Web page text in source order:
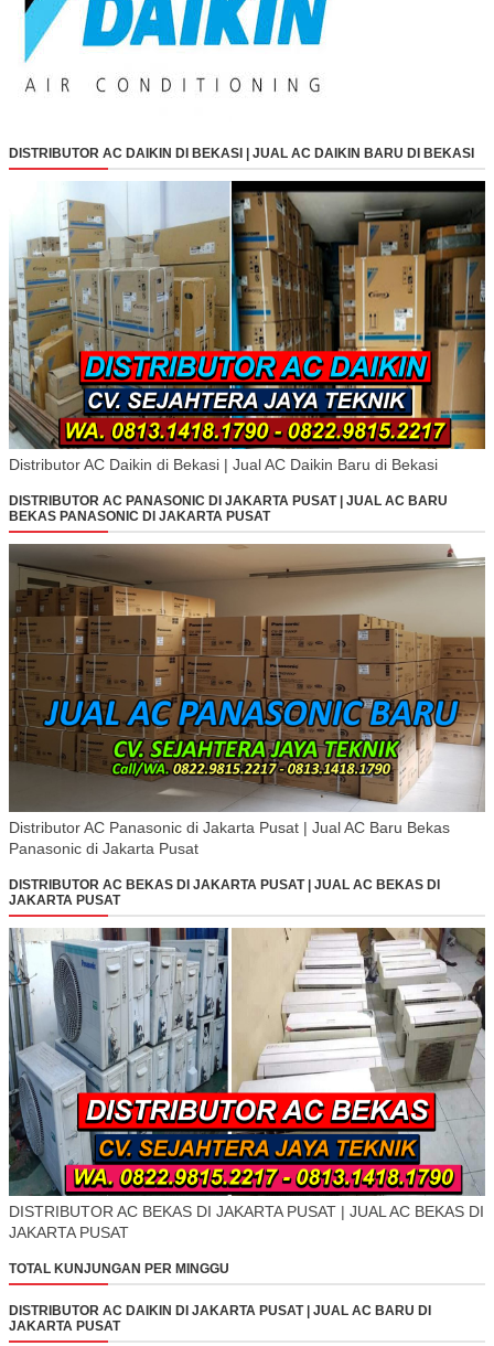
DISTRIBUTOR AC DAIKIN DI BEKASI | JUAL AC DAIKIN BARU DI BEKASI
Distributor AC Daikin di Bekasi | Jual AC Daikin Baru di Bekasi
DISTRIBUTOR AC PANASONIC DI JAKARTA PUSAT | JUAL AC BARU
BEKAS PANASONIC DI JAKARTA PUSAT
Distributor AC Panasonic di Jakarta Pusat | Jual AC Baru Bekas
Panasonic di Jakarta Pusat
DISTRIBUTOR AC BEKAS DI JAKARTA PUSAT | JUAL AC BEKAS DI
JAKARTA PUSAT
DISTRIBUTOR AC BEKAS DI JAKARTA PUSAT | JUAL AC BEKAS DI
JAKARTA PUSAT
TOTAL KUNJUNGAN PER MINGGU
DISTRIBUTOR AC DAIKIN DI JAKARTA PUSAT | JUAL AC BARU DI
JAKARTA PUSAT